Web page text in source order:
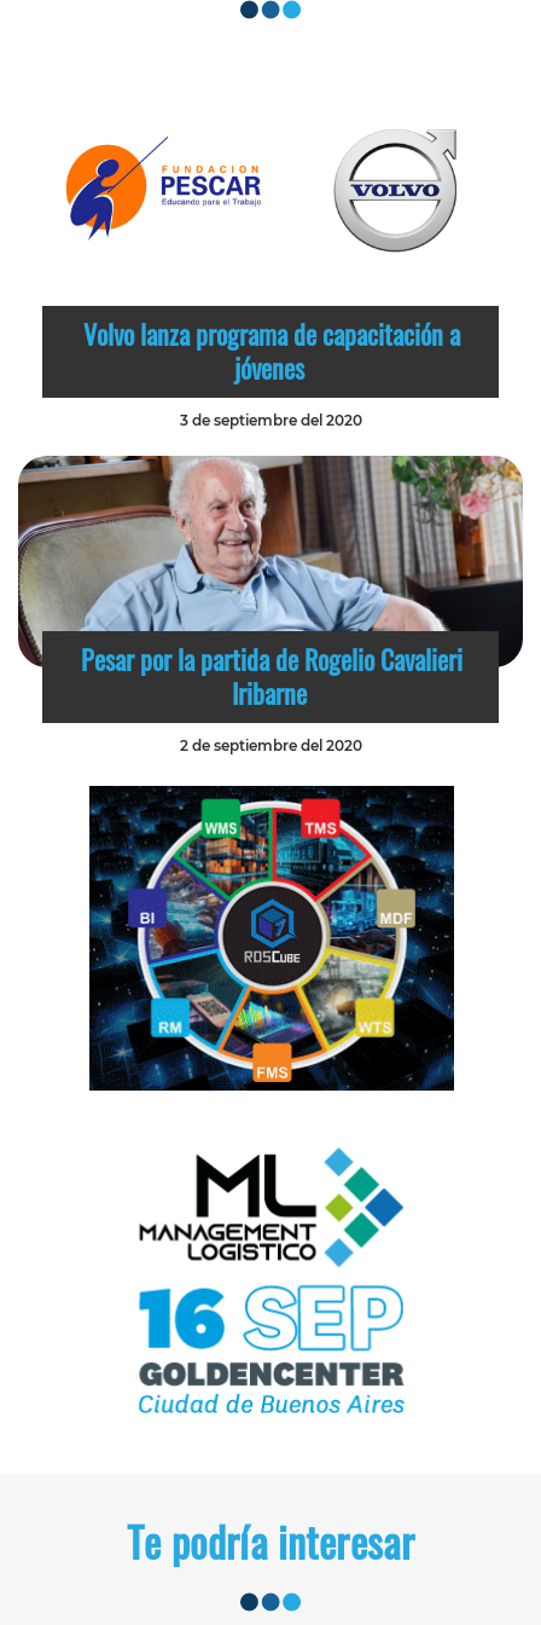
Volvo lanza programa de capacitación a
jóvenes
3 de septiembre del 2020
Pesar por la partida de Rogelio Cavalieri
Iribarne
2 de septiembre del 2020
Te podría interesar